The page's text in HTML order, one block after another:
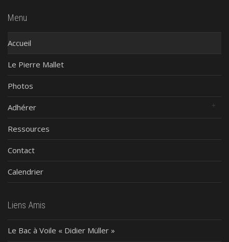
Menu
Accueil
Le Pierre Mallet
Photos
Adhérer
Ressources
Contact
Calendrier
Liens Amis
Le Bac à Voile « Didier Müller »